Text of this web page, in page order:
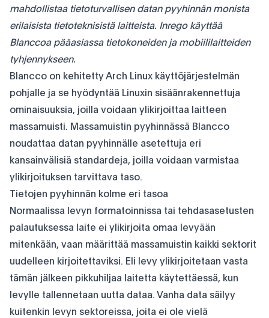
mahdollistaa tietoturvallisen datan pyyhinnän monista
erilaisista tietoteknisistä laitteista. Inrego käyttää
Blanccoa pääasiassa tietokoneiden ja mobiililaitteiden
tyhjennykseen.
Blancco on kehitetty Arch Linux käyttöjärjestelmän
pohjalle ja se hyödyntää Linuxin sisäänrakennettuja
ominaisuuksia, joilla voidaan ylikirjoittaa laitteen
massamuisti. Massamuistin pyyhinnässä Blancco
noudattaa datan pyyhinnälle asetettuja eri
kansainvälisiä standardeja, joilla voidaan varmistaa
ylikirjoituksen tarvittava taso.
Tietojen pyyhinnän kolme eri tasoa
Normaalissa levyn formatoinnissa tai tehdasasetusten
palautuksessa laite ei ylikirjoita omaa levyään
mitenkään, vaan määrittää massamuistin kaikki sektorit
uudelleen kirjoitettaviksi. Eli levy ylikirjoitetaan vasta
tämän jälkeen pikkuhiljaa laitetta käytettäessä, kun
levylle tallennetaan uutta dataa. Vanha data säilyy
kuitenkin levyn sektoreissa, joita ei ole vielä